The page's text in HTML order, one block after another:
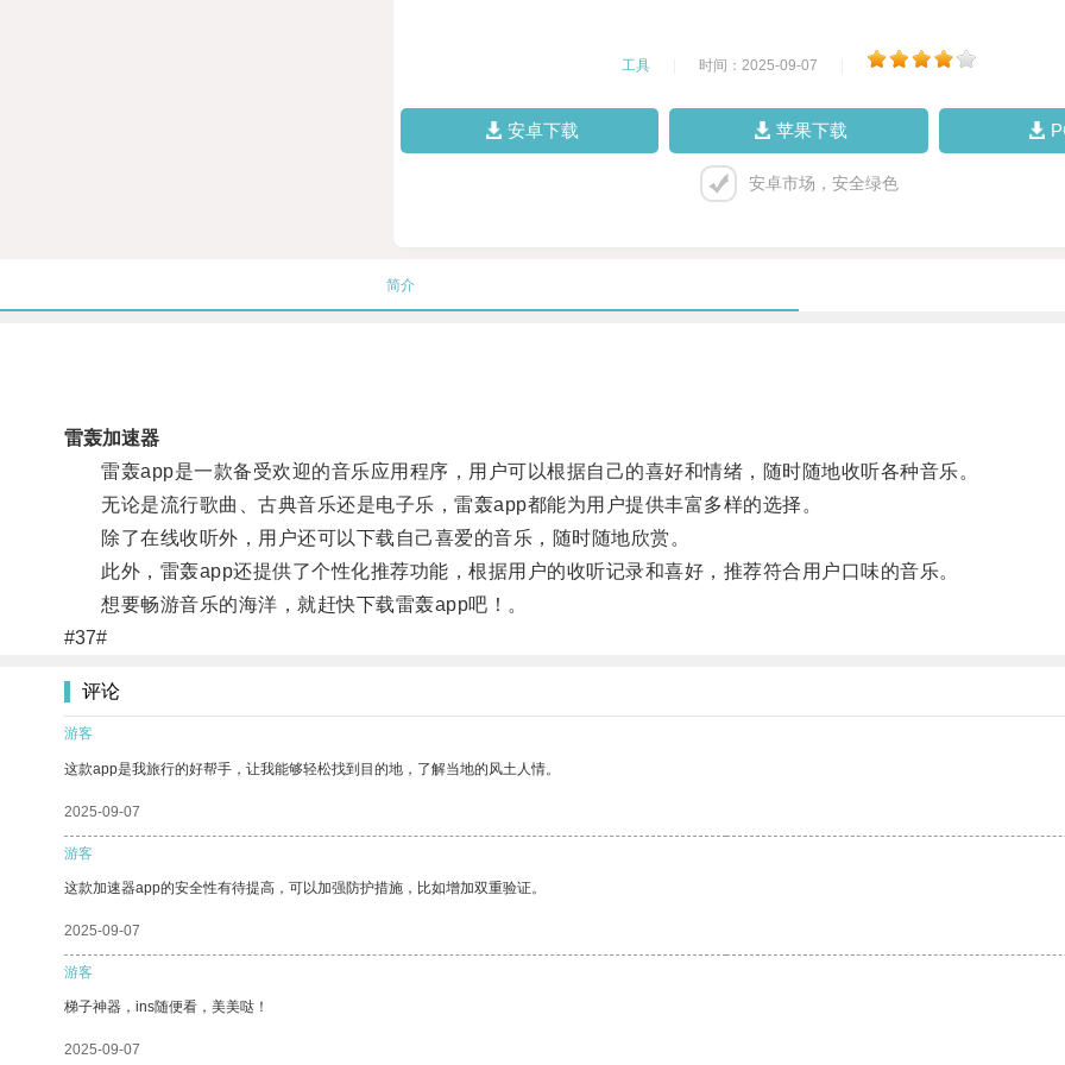
工具 时间：2025-09-07
安卓下载 苹果下载
安卓市场，安全绿色
简介
雷轰加速器
雷轰app是一款备受欢迎的音乐应用程序，用户可以根据自己的喜好和情绪，随时随地收听各种音乐。
无论是流行歌曲、古典音乐还是电子乐，雷轰app都能为用户提供丰富多样的选择。
除了在线收听外，用户还可以下载自己喜爱的音乐，随时随地欣赏。
此外，雷轰app还提供了个性化推荐功能，根据用户的收听记录和喜好，推荐符合用户口味的音乐。
想要畅游音乐的海洋，就赶快下载雷轰app吧！。
#37#
评论
游客
这款app是我旅行的好帮手，让我能够轻松找到目的地，了解当地的风土人情。
2025-09-07
游客
这款加速器app的安全性有待提高，可以加强防护措施，比如增加双重验证。
2025-09-07
游客
梯子神器，ins随便看，美美哒！
2025-09-07